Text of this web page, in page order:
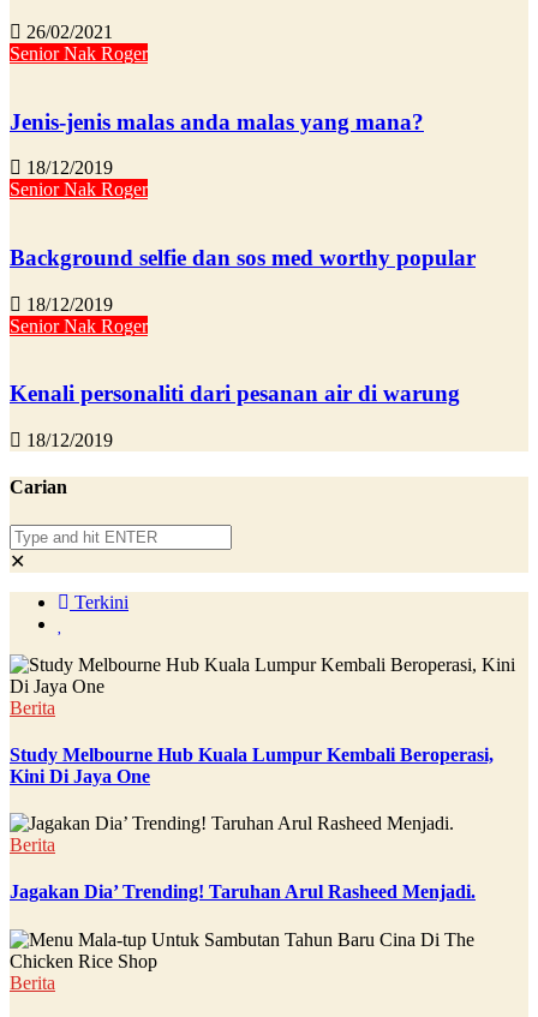
26/02/2021
Senior Nak Roger
Jenis-jenis malas anda malas yang mana?
18/12/2019
Senior Nak Roger
Background selfie dan sos med worthy popular
18/12/2019
Senior Nak Roger
Kenali personaliti dari pesanan air di warung
18/12/2019
Carian
✕
Terkini
Berita
Study Melbourne Hub Kuala Lumpur Kembali Beroperasi,
Kini Di Jaya One
Berita
Jagakan Dia’ Trending! Taruhan Arul Rasheed Menjadi.
Berita